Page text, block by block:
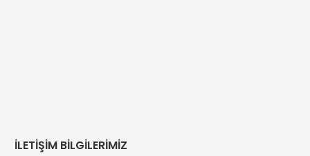
İLETİŞİM BİLGİLERİMİZ